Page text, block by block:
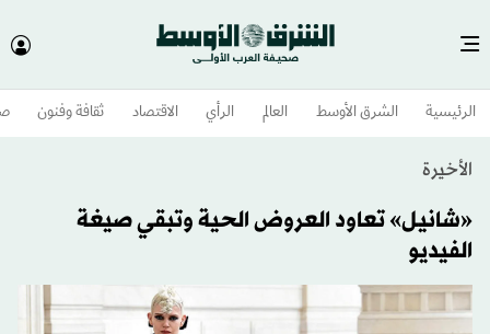
الرئيسية الشرق الأوسط​ العالم الرأي الاقتصاد ثقافة وفنون
الأخيرة
«شانيل» تعاود العروض الحية وتبقي صيغة
الفيديو